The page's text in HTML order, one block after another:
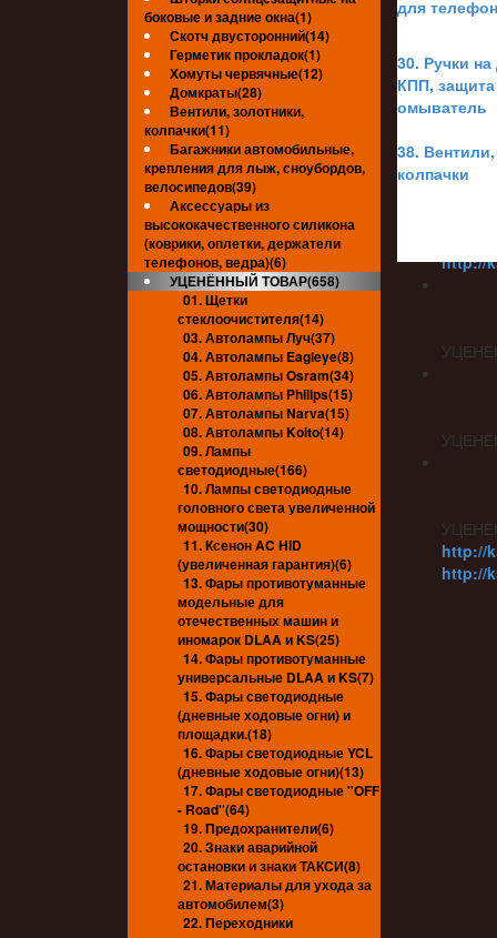
боковые и задние окна(1)
Скотч двусторонний(14)
Герметик прокладок(1)
Хомуты червячные(12)
Домкраты(28)
Вентили, золотники,
колпачки(11)
Багажники автомобильные,
крепления для лыж, сноубордов,
велосипедов(39)
Аксессуары из
высококачественного силикона
(коврики, оплетки, держатели
телефонов, ведра)(6)
УЦЕНЁННЫЙ ТОВАР(658)
01. Щетки
стеклоочистителя(14)
03. Автолампы Луч(37)
04. Автолампы Eagleye(8)
05. Автолампы Osram(34)
06. Автолампы Philips(15)
07. Автолампы Narva(15)
08. Автолампы Koito(14)
09. Лампы
светодиодные(166)
10. Лампы светодиодные
головного света увеличенной
мощности(30)
11. Ксенон AC HID
(увеличенная гарантия)(6)
13. Фары противотуманные
модельные для
отечественных машин и
иномарок DLAA и KS(25)
14. Фары противотуманные
универсальные DLAA и KS(7)
15. Фары светодиодные
(дневные ходовые огни) и
площадки.(18)
16. Фары светодиодные YCL
(дневные ходовые огни)(13)
17. Фары светодиодные ''OFF
- Road''(64)
19. Предохранители(6)
20. Знаки аварийной
остановки и знаки ТАКСИ(8)
21. Материалы для ухода за
автомобилем(3)
22. Переходники
http://
http://
http://
для
30. Ручки
КПП,
омыватель
38.
колпачки